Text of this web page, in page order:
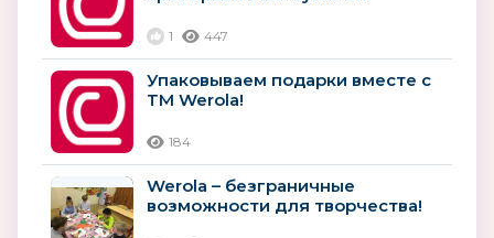
1 447
Упаковываем подарки вместе с
TM Werola!
184
Werola – безграничные
возможности для творчества!